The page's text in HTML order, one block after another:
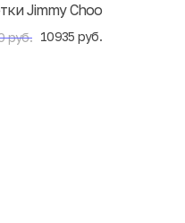
Jimmy Choo
руб. 10935 руб.